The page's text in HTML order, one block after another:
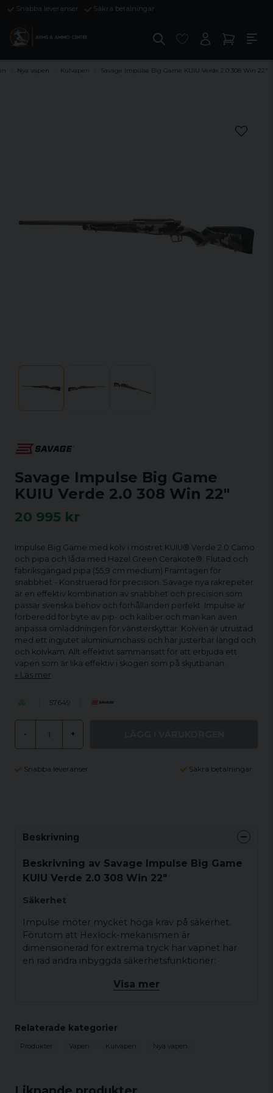
Snabba leveranser Säkra betalningar
Nya vapen Kulvapen Savage Impulse Big Game KUIU Verde 2.0 308 Win 22"
Savage Impulse Big Game
KUIU Verde 2.0 308 Win 22"
20 995 kr
Impulse Big Game med kolv i möstret KUIU® Verde 2.0 Camo
och pipa och låda med Hazel Green Cerakote®. Flutad och
fabriksgängad pipa (55,9 cm medium) Framtagen för
snabbhet - Konstruerad för precision. Savage nya rakrepeter
är en effektiv kombination av snabbhet och precision som
passar svenska behov och förhållanden perfekt. Impulse är
förberedd för byte av pip- och kaliber och man kan även
anpassa omladdningen för vänsterskyttar. Kolven är utrustad
med ett ingjutet aluminiumchassi och har justerbar längd och
och kolvkam. Allt effektivt sammansatt för att erbjuda ett
vapen som är lika effektiv i skogen som på skjutbanan.
Läs mer
57649
- +
Snabba leveranser Säkra betalningar
Beskrivning
Beskrivning av Savage Impulse Big Game
KUIU Verde 2.0 308 Win 22"
Säkerhet
Impulse möter mycket höga krav på säkerhet.
Förutom att Hexlock-mekanismen är
dimensionerad för extrema tryck har vapnet har
en rad andra inbyggda säkerhetsfunktioner:
Låskraften i Hexlock ökar proportionellt
aktiverat.
Tvålägessäkring som spärrar upphaket.
Visa mer
Relaterade kategorier
Produkter Vapen Kulvapen Nya vapen